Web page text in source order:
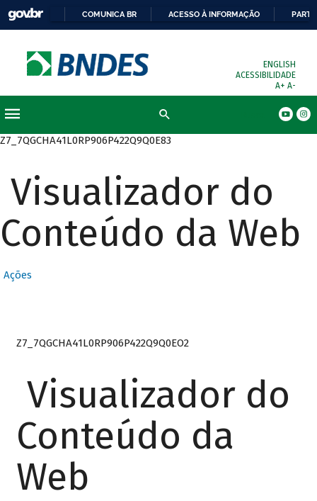
COMUNICA BR ACESSO À INFORMAÇÃO
ENGLISH
ACESSIBILIDADE
A+ A-
Z7_7QGCHA41L0RP906P422Q9Q0E83
Visualizador do
Conteúdo da Web
Ações
Z7_7QGCHA41L0RP906P422Q9Q0EO2
Visualizador do
Conteúdo da
Web